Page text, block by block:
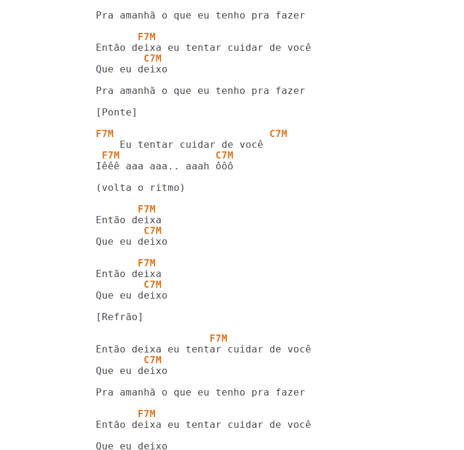
Pra amanhã o que eu tenho pra fazer
       F7M
        C7M
Que eu deixo
Pra amanhã o que eu tenho pra fazer
[Ponte]
F7M                          C7M
F7M                C7M
Iêêê aaa aaa.. aaah ôôô
(volta o ritmo)
       F7M
        C7M
Que eu deixo
       F7M
        C7M
Que eu deixo
[Refrão]
                   F7M
        C7M
Que eu deixo
Pra amanhã o que eu tenho pra fazer
       F7M
Então deixa eu tentar cuidar de você
Que eu deixo